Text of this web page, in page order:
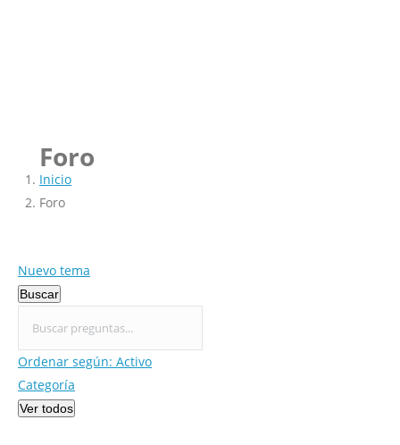
Foro
Estás aquí:
Inicio
Foro
Nuevo tema
Buscar
Ordenar según: Activo
Categoría
Ver todos